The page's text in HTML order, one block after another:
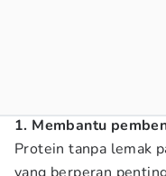
1. Membantu
Protein tanpa lemak